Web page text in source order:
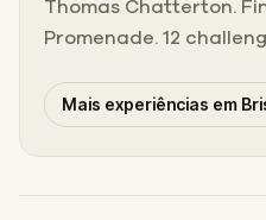
Thomas Chatterton.
Promenade. 12
Mais experiências em